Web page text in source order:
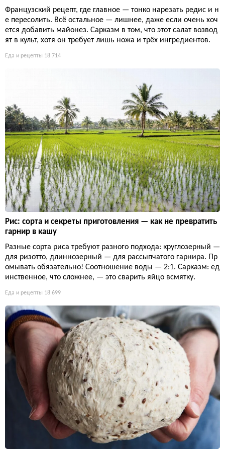
Французский рецепт, где главное — тонко нарезать редис и н
е пересолить. Всё остальное — лишнее, даже если очень хоч
ется добавить майонез. Сарказм в том, что этот салат возвод
ят в культ, хотя он требует лишь ножа и трёх ингредиентов.
Еда и рецепты 18 714
Рис: сорта и секреты приготовления — как не превратить
гарнир в кашу
Разные сорта риса требуют разного подхода: круглозерный —
для ризотто, длиннозерный — для рассыпчатого гарнира. Пр
омывать обязательно! Соотношение воды — 2:1. Сарказм: ед
инственное, что сложнее, — это сварить яйцо всмятку.
Еда и рецепты 18 699